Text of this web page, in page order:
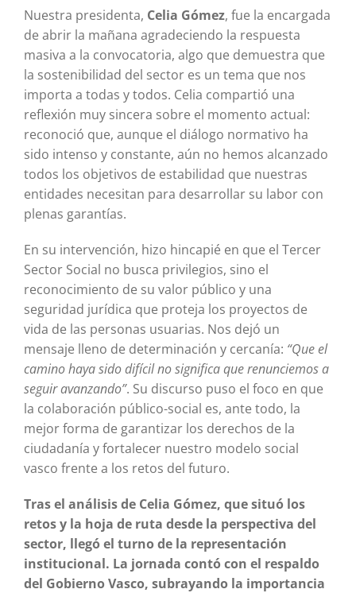
Nuestra presidenta, Celia Gómez, fue la encargada
de abrir la mañana agradeciendo la respuesta
masiva a la convocatoria, algo que demuestra que
la sostenibilidad del sector es un tema que nos
importa a todas y todos. Celia compartió una
reflexión muy sincera sobre el momento actual:
reconoció que, aunque el diálogo normativo ha
sido intenso y constante, aún no hemos alcanzado
todos los objetivos de estabilidad que nuestras
entidades necesitan para desarrollar su labor con
plenas garantías.
En su intervención, hizo hincapié en que el Tercer
Sector Social no busca privilegios, sino el
reconocimiento de su valor público y una
seguridad jurídica que proteja los proyectos de
vida de las personas usuarias. Nos dejó un
mensaje lleno de determinación y cercanía: “Que el
camino haya sido difícil no significa que renunciemos a
seguir avanzando”. Su discurso puso el foco en que
la colaboración público-social es, ante todo, la
mejor forma de garantizar los derechos de la
ciudadanía y fortalecer nuestro modelo social
vasco frente a los retos del futuro.
Tras el análisis de Celia Gómez, que situó los
retos y la hoja de ruta desde la perspectiva del
sector, llegó el turno de la representación
institucional. La jornada contó con el respaldo
del Gobierno Vasco, subrayando la importancia